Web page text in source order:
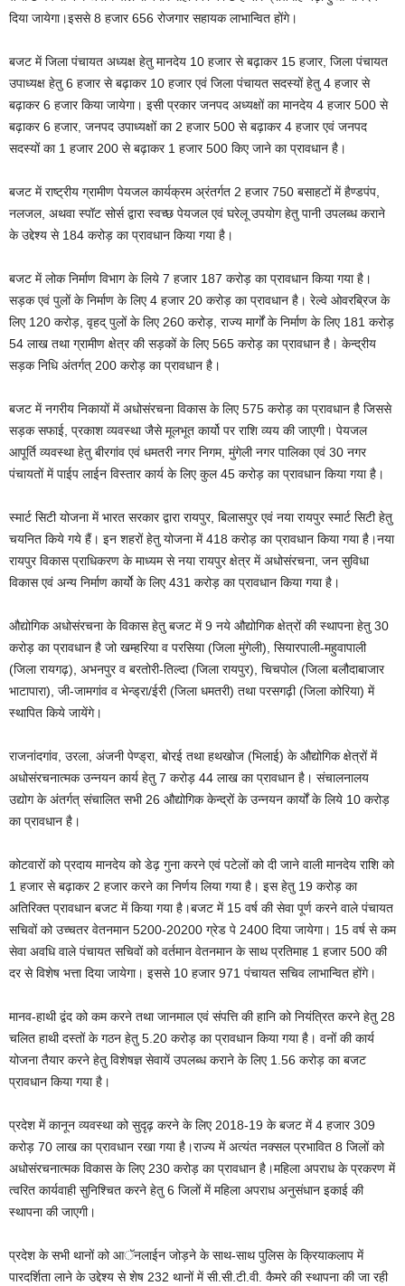
दिया जायेगा।इससे 8 हजार 656 रोजगार सहायक लाभान्वित होंगे।
बजट में जिला पंचायत अध्यक्ष हेतु मानदेय 10 हजार से बढ़ाकर 15 हजार, जिला पंचायत
उपाध्यक्ष हेतु 6 हजार से बढ़ाकर 10 हजार एवं जिला पंचायत सदस्यों हेतु 4 हजार से
बढ़ाकर 6 हजार किया जायेगा। इसी प्रकार जनपद अध्यक्षों का मानदेय 4 हजार 500 से
बढ़ाकर 6 हजार, जनपद उपाध्यक्षों का 2 हजार 500 से बढ़ाकर 4 हजार एवं जनपद
सदस्यों का 1 हजार 200 से बढ़ाकर 1 हजार 500 किए जाने का प्रावधान है।
बजट में राष्ट्रीय ग्रामीण पेयजल कार्यक्रम अ्रंतर्गत 2 हजार 750 बसाहटों में हैण्डपंप,
नलजल, अथवा स्पॉट सोर्स द्वारा स्वच्छ पेयजल एवं घरेलू उपयोग हेतु पानी उपलब्ध कराने
के उद्देश्य से 184 करोड़ का प्रावधान किया गया है।
बजट में लोक निर्माण विभाग के लिये 7 हजार 187 करोड़ का प्रावधान किया गया है।
सड़क एवं पुलों के निर्माण के लिए 4 हजार 20 करोड़ का प्रावधान है। रेल्वे ओवरब्रिज के
लिए 120 करोड़, वृहद् पुलों के लिए 260 करोड़, राज्य मार्गों के निर्माण के लिए 181 करोड़
54 लाख तथा ग्रामीण क्षेत्र की सड़कों के लिए 565 करोड़ का प्रावधान है। केन्द्रीय
सड़क निधि अंतर्गत् 200 करोड़ का प्रावधान है।
बजट में नगरीय निकायों में अधोसंरचना विकास के लिए 575 करोड़ का प्रावधान है जिससे
सड़क सफाई, प्रकाश व्यवस्था जैसे मूलभूत कार्यो पर राशि व्यय की जाएगी। पेयजल
आपूर्ति व्यवस्था हेतु बीरगांव एवं धमतरी नगर निगम, मुंगेली नगर पालिका एवं 30 नगर
पंचायतों में पाईप लाईन विस्तार कार्य के लिए कुल 45 करोड़ का प्रावधान किया गया है।
स्मार्ट सिटी योजना में भारत सरकार द्वारा रायपुर, बिलासपुर एवं नया रायपुर स्मार्ट सिटी हेतु
चयनित किये गये हैं। इन शहरों हेतु योजना में 418 करोड़ का प्रावधान किया गया है।नया
रायपुर विकास प्राधिकरण के माध्यम से नया रायपुर क्षेत्र में अधोसंरचना, जन सुविधा
विकास एवं अन्य निर्माण कार्योे के लिए 431 करोड़ का प्रावधान किया गया है।
औद्योगिक अधोसंरचना के विकास हेतु बजट में 9 नये औद्योगिक क्षेत्रों की स्थापना हेतु 30
करोड़ का प्रावधान है जो खम्हरिया व परसिया (जिला मुंगेली), सियारपाली-महुवापाली
(जिला रायगढ़), अभनपुर व बरतोरी-तिल्दा (जिला रायपुर), चिचपोल (जिला बलौदाबाजार
भाटापारा), जी-जामगांव व भेन्ड्रा/ईरी (जिला धमतरी) तथा परसगढ़ी (जिला कोरिया) में
स्थापित किये जायेंगे।
राजनांदगांव, उरला, अंजनी पेण्ड्रा, बोरई तथा हथखोज (भिलाई) के औद्योगिक क्षेत्रों में
अधोसंरचनात्मक उन्नयन कार्य हेतु 7 करोड़ 44 लाख का प्रावधान है। संचालनालय
उद्योग के अंतर्गत् संचालित सभी 26 औद्योगिक केन्द्रों के उन्नयन कार्यों के लिये 10 करोड़
का प्रावधान है।
कोटवारों को प्रदाय मानदेय को डेढ़ गुना करने एवं पटेलों को दी जाने वाली मानदेय राशि को
1 हजार से बढ़ाकर 2 हजार करने का निर्णय लिया गया है। इस हेतु 19 करोड़ का
अतिरिक्त प्रावधान बजट में किया गया है।बजट में 15 वर्ष की सेवा पूर्ण करने वाले पंचायत
सचिवों को उच्चतर वेतनमान 5200-20200 ग्रेड पे 2400 दिया जायेगा। 15 वर्ष से कम
सेवा अवधि वाले पंचायत सचिवों को वर्तमान वेतनमान के साथ प्रतिमाह 1 हजार 500 की
दर से विशेष भत्ता दिया जायेगा। इससे 10 हजार 971 पंचायत सचिव लाभान्वित होंगे।
मानव-हाथी द्वंद को कम करने तथा जानमाल एवं संपत्ति की हानि को नियंत्रित करने हेतु 28
चलित हाथी दस्तों के गठन हेतु 5.20 करोड़ का प्रावधान किया गया है। वनों की कार्य
योजना तैयार करने हेतु विशेषज्ञ सेवायें उपलब्ध कराने के लिए 1.56 करोड़ का बजट
प्रावधान किया गया है।
प्रदेश में कानून व्यवस्था को सुदृढ़ करने के लिए 2018-19 के बजट में 4 हजार 309
करोड़ 70 लाख का प्रावधान रखा गया है।राज्य में अत्यंत नक्सल प्रभावित 8 जिलों को
अधोसंरचनात्मक विकास के लिए 230 करोड़ का प्रावधान है।महिला अपराध के प्रकरण में
त्वरित कार्यवाही सुनिश्चित करने हेतु 6 जिलों में महिला अपराध अनुसंधान इकाई की
स्थापना की जाएगी।
प्रदेश के सभी थानों को आॅनलाईन जोड़ने के साथ-साथ पुलिस के क्रियाकलाप में
पारदर्शिता लाने के उद्देश्य से शेष 232 थानों में सी.सी.टी.वी. कैमरे की स्थापना की जा रही